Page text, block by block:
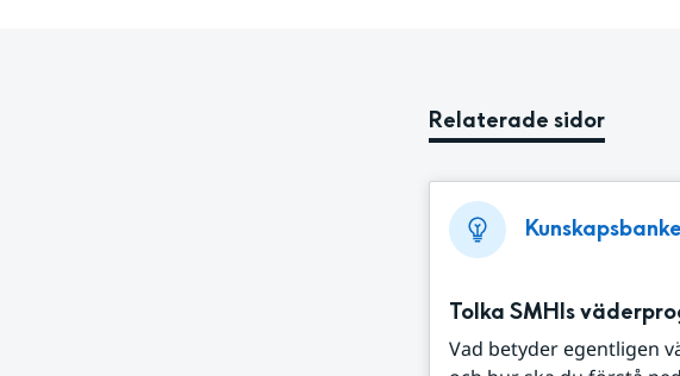
Relaterade sidor
Tolka SMHIs
Vad betyder egentligen